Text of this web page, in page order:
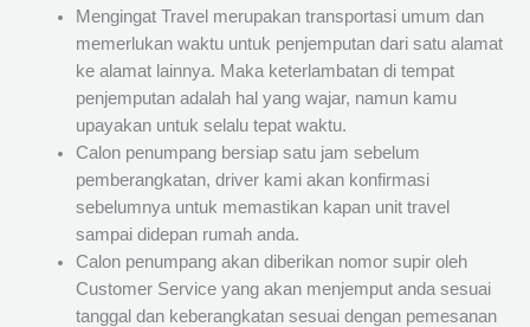
Mengingat Travel merupakan transportasi umum dan
memerlukan waktu untuk penjemputan dari satu alamat
ke alamat lainnya. Maka keterlambatan di tempat
penjemputan adalah hal yang wajar, namun kamu
upayakan untuk selalu tepat waktu.
Calon penumpang bersiap satu jam sebelum
pemberangkatan, driver kami akan konfirmasi
sebelumnya untuk memastikan kapan unit travel
sampai didepan rumah anda.
Calon penumpang akan diberikan nomor supir oleh
Customer Service yang akan menjemput anda sesuai
tanggal dan keberangkatan sesuai dengan pemesanan